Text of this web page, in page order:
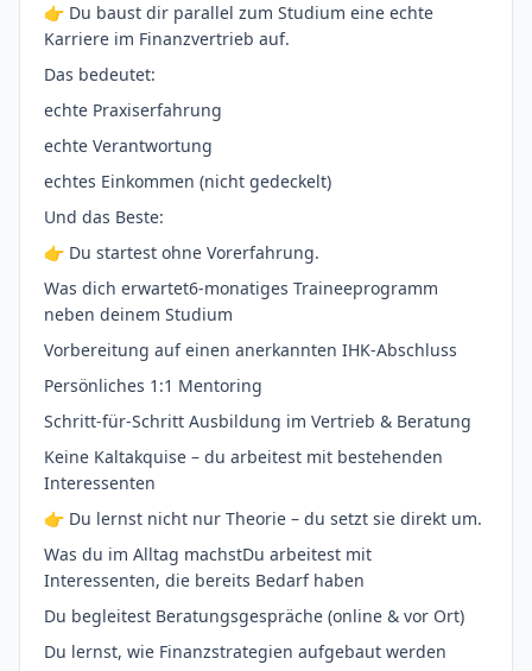
👉 Du baust dir parallel zum Studium eine echte
Karriere im Finanzvertrieb auf.
Das bedeutet:
echte Praxiserfahrung
echte Verantwortung
echtes Einkommen (nicht gedeckelt)
Und das Beste:
👉 Du startest ohne Vorerfahrung.
Was dich erwartet6-monatiges Traineeprogramm
neben deinem Studium
Vorbereitung auf einen anerkannten IHK-Abschluss
Persönliches 1:1 Mentoring
Schritt-für-Schritt Ausbildung im Vertrieb & Beratung
Keine Kaltakquise – du arbeitest mit bestehenden
Interessenten
👉 Du lernst nicht nur Theorie – du setzt sie direkt um.
Was du im Alltag machstDu arbeitest mit
Interessenten, die bereits Bedarf haben
Du begleitest Beratungsgespräche (online & vor Ort)
Du lernst, wie Finanzstrategien aufgebaut werden